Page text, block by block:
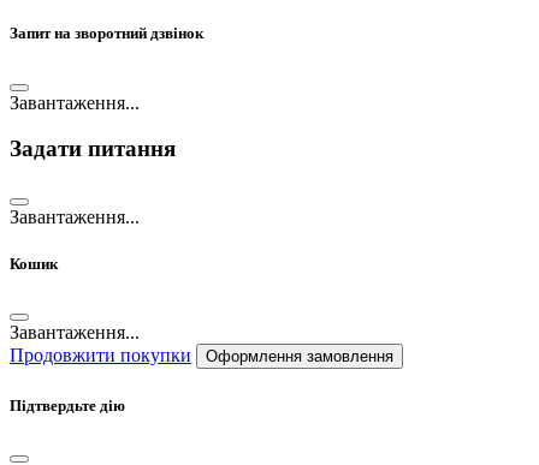
Запит на зворотний дзвінок
Завантаження...
Задати питання
Завантаження...
Кошик
Завантаження...
Продовжити покупки
Оформлення замовлення
Підтвердьте дію